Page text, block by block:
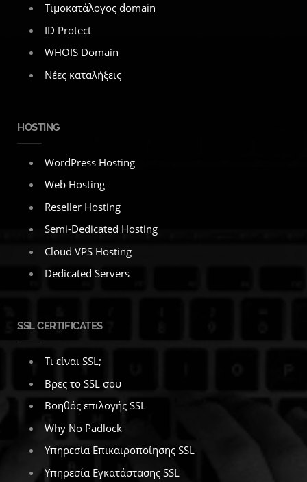
Τιμοκατάλογος domain
ID Protect
WHOIS Domain
Νέες καταλήξεις
HOSTING
WordPress Hosting
Web Hosting
Reseller Hosting
Semi-Dedicated Hosting
Cloud VPS Hosting
Dedicated Servers
SSL CERTIFICATES
Τι είναι SSL;
Βρες το SSL σου
Βοηθός επιλογής SSL
Why No Padlock
Υπηρεσία Επικαιροποίησης SSL
Υπηρεσία Εγκατάστασης SSL